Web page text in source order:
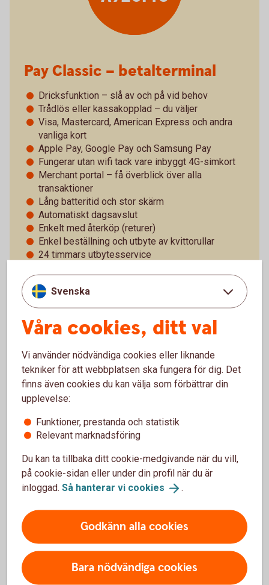
Pay Classic – betalterminal
Dricksfunktion – slå av och på vid behov
Trådlös eller kassakopplad – du väljer
Visa, Mastercard, American Express och andra
vanliga kort
Apple Pay, Google Pay och Samsung Pay
Fungerar utan wifi tack vare inbyggt 4G-simkort
Merchant portal – få överblick över alla
transaktioner
Lång batteritid och stor skärm
Automatiskt dagsavslut
Enkelt med återköp (returer)
Enkel beställning och utbyte av kvittorullar
24 timmars utbytesservice
Pay Classic - pris och villkor
Vad betyder det att kortterminalen är trådlös?
Vad kan man göra i portalen?
Kan jag använda min telefon som kortterminal?
Är det någon bindningstid på betalterminalen?
kassasystem?
Kan jag köpa en kortterminal separat, utan
Svenska
Våra cookies, ditt val
Vi använder nödvändiga cookies eller liknande
tekniker för att webbplatsen ska fungera för dig. Det
finns även cookies du kan välja som förbättrar din
upplevelse:
Funktioner, prestanda och statistik
Relevant marknadsföring
Du kan ta tillbaka ditt cookie-medgivande när du vill,
på cookie-sidan eller under din profil när du är
inloggad. Så hanterar vi cookies .
Godkänn alla cookies
Bara nödvändiga cookies